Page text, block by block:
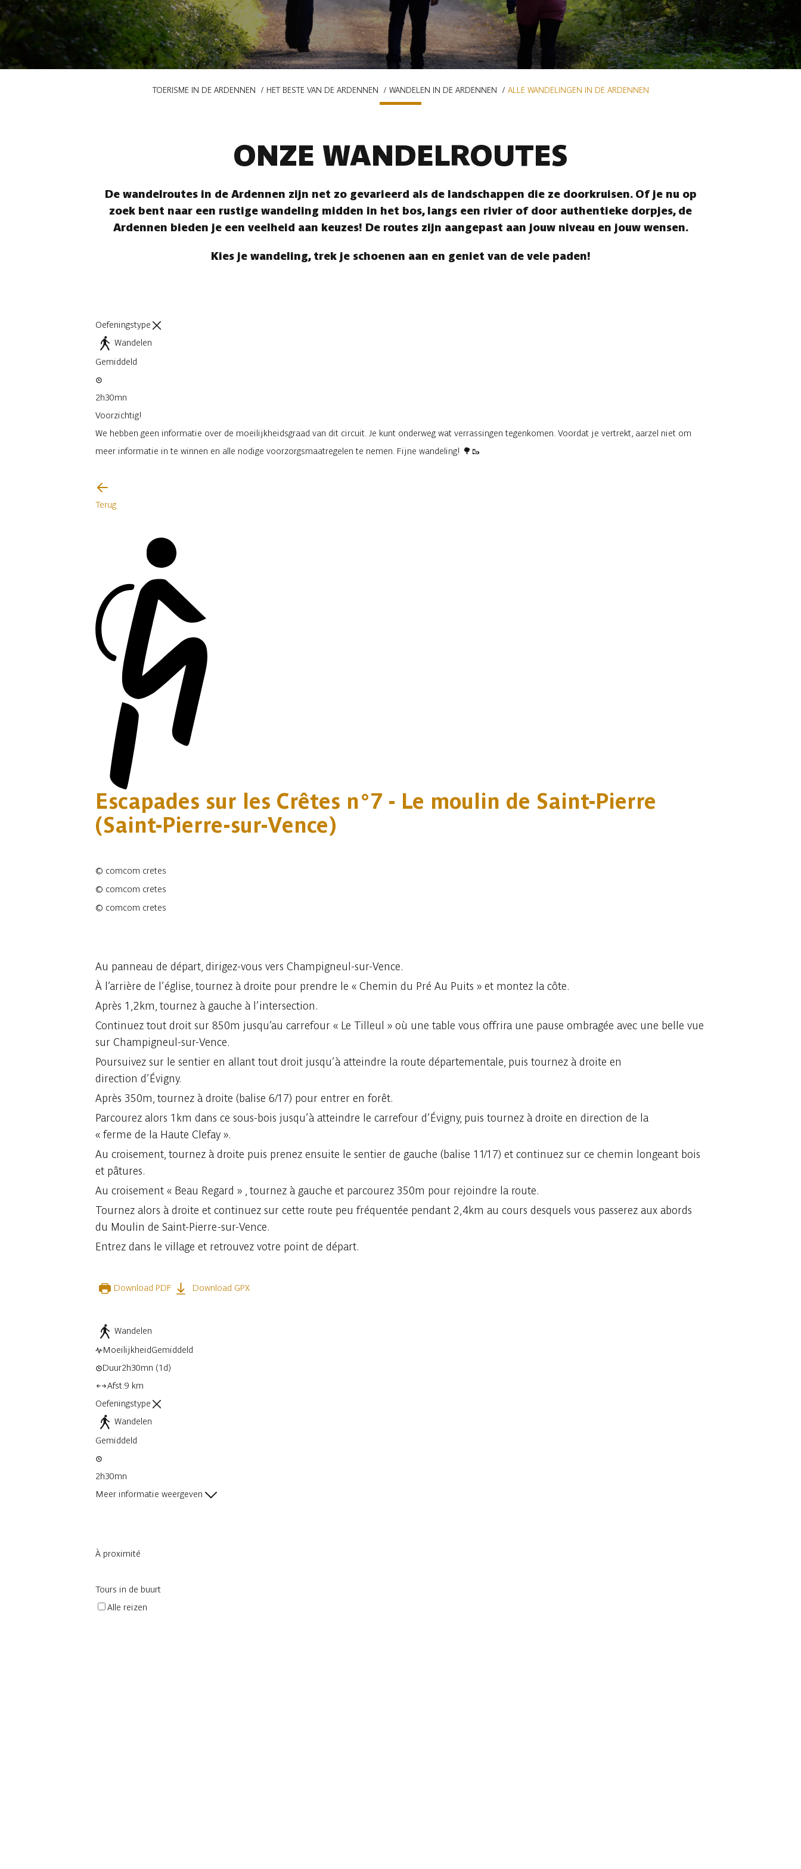
TOERISME IN DE ARDENNEN HET BESTE VAN DE ARDENNEN WANDELEN IN DE ARDENNEN ALLE WANDELINGEN IN DE ARDENNEN
ONZE WANDELROUTES
De wandelroutes in de Ardennen zijn net zo gevarieerd als de landschappen die ze doorkruisen. Of je nu op
zoek bent naar een rustige wandeling midden in het bos, langs een rivier of door authentieke dorpjes, de
Ardennen bieden je een veelheid aan keuzes! De routes zijn aangepast aan jouw niveau en jouw wensen.
Kies je wandeling, trek je schoenen aan en geniet van de vele paden!
Oefeningstype
Wandelen
Gemiddeld
2h30mn
Voorzichtig!
We hebben geen informatie over de moeilijkheidsgraad van dit circuit. Je kunt onderweg wat verrassingen tegenkomen. Voordat je vertrekt, aarzel niet om
meer informatie in te winnen en alle nodige voorzorgsmaatregelen te nemen. Fijne wandeling! 🌳🥾
Terug
Escapades sur les Crêtes n°7 - Le moulin de Saint-Pierre
(Saint-Pierre-sur-Vence)
© comcom cretes
© comcom cretes
© comcom cretes
Au panneau de départ, dirigez-vous vers Champigneul-sur-Vence.
À l’arrière de l’église, tournez à droite pour prendre le « Chemin du Pré Au Puits » et montez la côte.
Après 1,2km, tournez à gauche à l’intersection.
Continuez tout droit sur 850m jusqu’au carrefour « Le Tilleul » où une table vous offrira une pause ombragée avec une belle vue
sur Champigneul-sur-Vence.
Poursuivez sur le sentier en allant tout droit jusqu’à atteindre la route départementale, puis tournez à droite en
direction d’Évigny.
Après 350m, tournez à droite (balise 6/17) pour entrer en forêt.
Parcourez alors 1km dans ce sous-bois jusqu’à atteindre le carrefour d’Évigny, puis tournez à droite en direction de la
« ferme de la Haute Clefay ».
Au croisement, tournez à droite puis prenez ensuite le sentier de gauche (balise 11/17) et continuez sur ce chemin longeant bois
et pâtures.
Au croisement « Beau Regard » , tournez à gauche et parcourez 350m pour rejoindre la route.
Tournez alors à droite et continuez sur cette route peu fréquentée pendant 2,4km au cours desquels vous passerez aux abords
du Moulin de Saint-Pierre-sur-Vence.
Entrez dans le village et retrouvez votre point de départ.
Download PDF Download GPX
Wandelen
MoeilijkheidGemiddeld
Duur2h30mn (1d)
Afst.9 km
Oefeningstype
Wandelen
Gemiddeld
2h30mn
Meer informatie weergeven
À proximité
Tours in de buurt
Alle reizen